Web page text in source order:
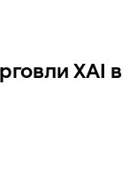
XAI в